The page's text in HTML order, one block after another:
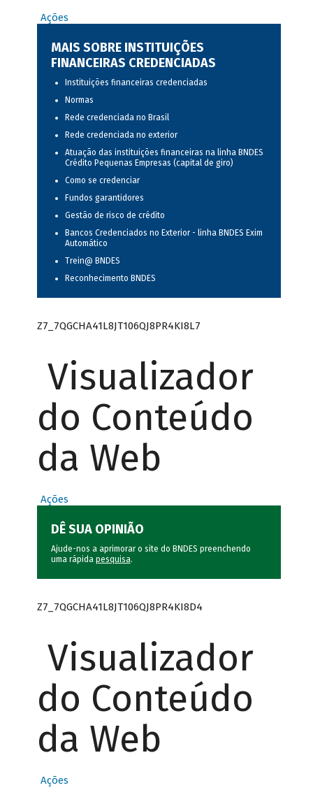
Ações
MAIS SOBRE INSTITUIÇÕES
FINANCEIRAS CREDENCIADAS
Instituições financeiras credenciadas
Normas
Rede credenciada no Brasil
Rede credenciada no exterior
Atuação das instituições financeiras na linha BNDES
Crédito Pequenas Empresas (capital de giro)
Como se credenciar
Fundos garantidores
Gestão de risco de crédito
Bancos Credenciados no Exterior - linha BNDES Exim
Automático
Trein@ BNDES
Reconhecimento BNDES
Z7_7QGCHA41L8JT106QJ8PR4KI8L7
Visualizador
do Conteúdo
da Web
Ações
DÊ SUA OPINIÃO
Ajude-nos a aprimorar o site do BNDES preenchendo
uma rápida pesquisa.
Z7_7QGCHA41L8JT106QJ8PR4KI8D4
Visualizador
do Conteúdo
da Web
Ações